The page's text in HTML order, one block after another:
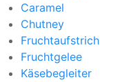
Caramel
Chutney
Fruchtaufstrich
Fruchtgelee
Käsebegleiter